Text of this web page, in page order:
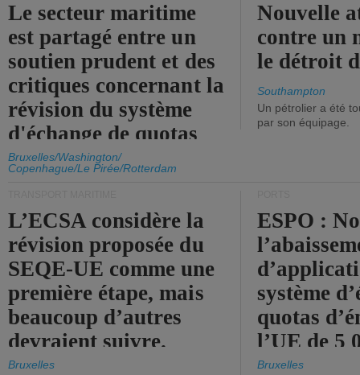
Le secteur maritime
est partagé entre un
soutien prudent et des
critiques concernant la
révision du système
d'échange de quotas
d'émission de l'UE.
Bruxelles/Washington/
Copenhague/Le Pirée/Rotterdam
Nouvelle
contre un
le détroit
Southampton
Un pétrolier a été
par son équipage.
L’ECSA considère la
révision proposée du
SEQE-UE comme une
première étape, mais
beaucoup d’autres
devraient suivre.
Bruxelles
ESPO :
système
quotas
l’UE de 5
tonneaux
Bruxelles